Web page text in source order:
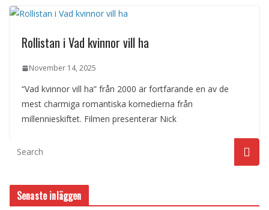
Rollistan i Vad kvinnor vill ha
November 14, 2025
“Vad kvinnor vill ha” från 2000 är fortfarande en av de
mest charmiga romantiska komedierna från
millennieskiftet. Filmen presenterar Nick
Senaste inläggen